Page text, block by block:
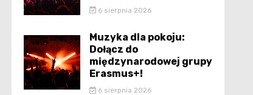
6 sierpnia 2026
Muzyka dla pokoju:
Dołącz do
międzynarodowej grupy
Erasmus+!
6 sierpnia 2026